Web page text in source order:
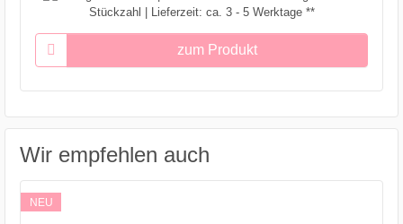
Stückzahl | Lieferzeit: ca. 3 - 5 Werktage **
zum Produkt
Wir empfehlen auch
NEU